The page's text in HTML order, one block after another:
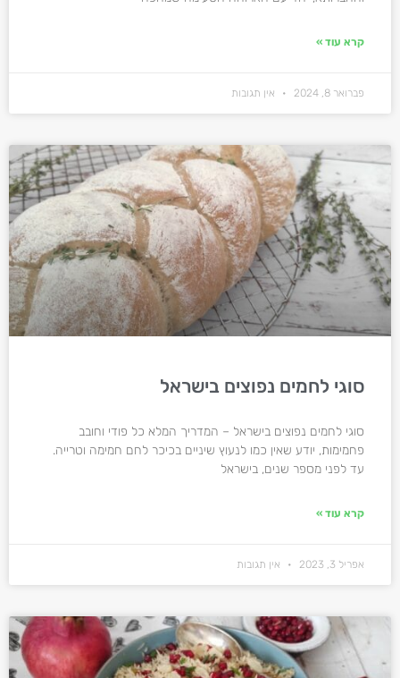
קרא עוד »
פברואר 8, 2024 אין תגובות
סוגי לחמים נפוצים בישראל
סוגי לחמים נפוצים בישראל – המדריך המלא כל פודי וחובב
פחמימות, יודע שאין כמו לנעוץ שיניים בכיכר לחם חמימה וטרייה.
עד לפני מספר שנים, בישראל
קרא עוד »
אפריל 3, 2023 אין תגובות